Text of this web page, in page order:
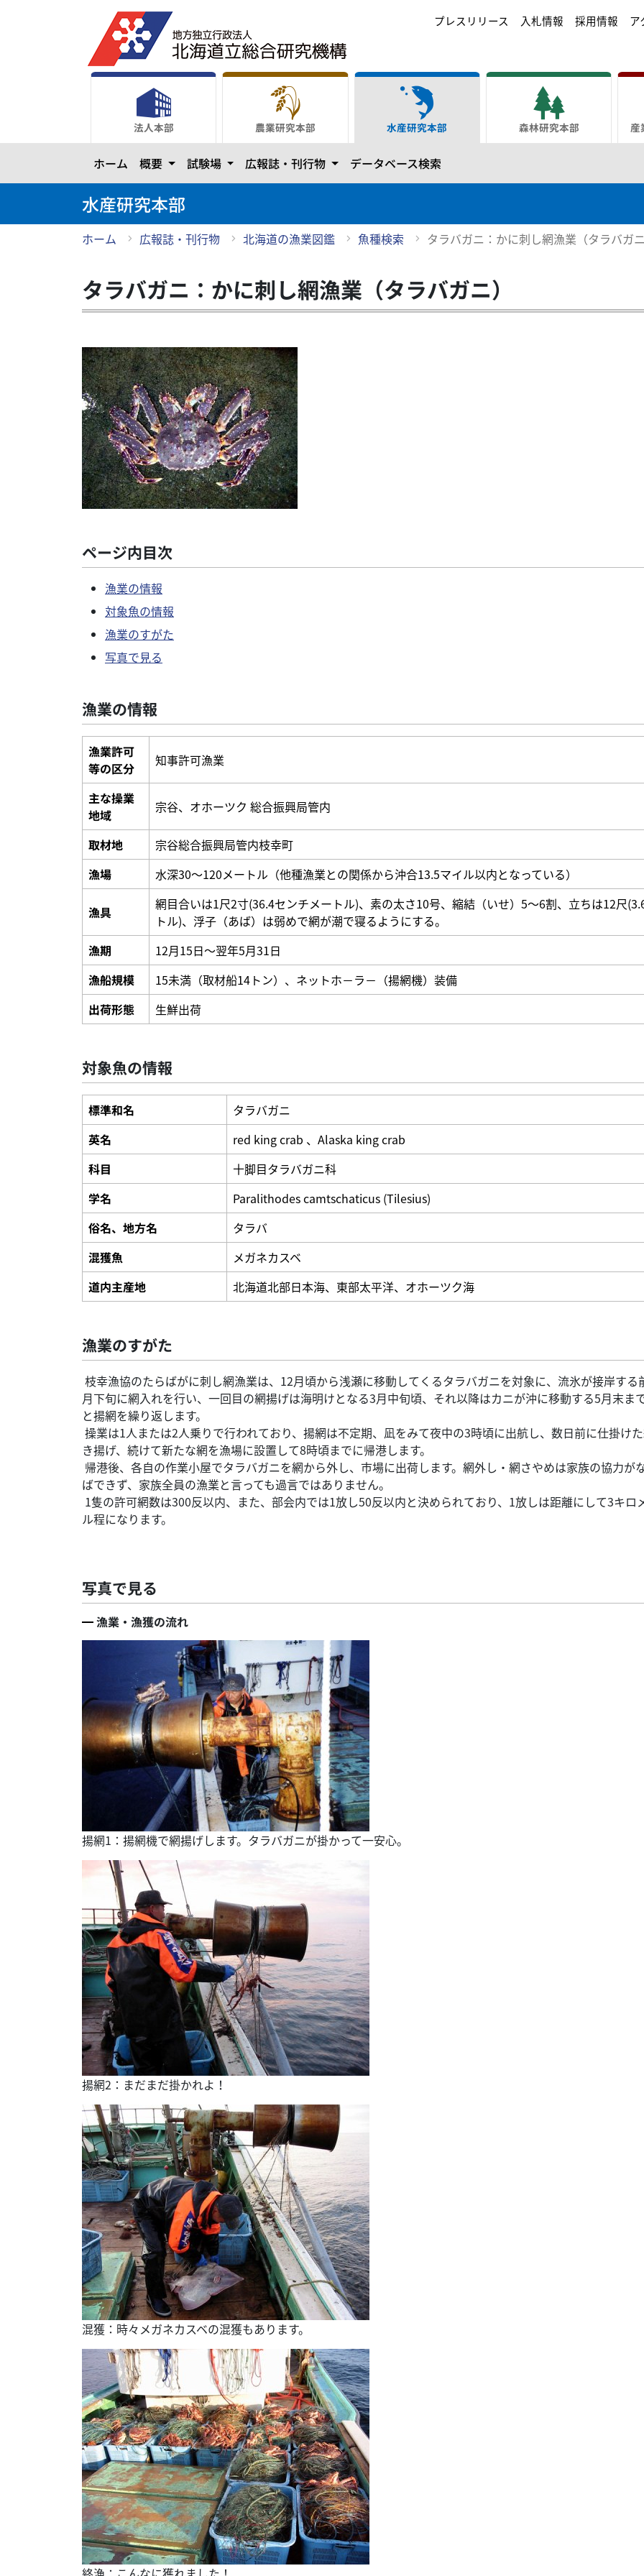
に
キ
プレスリリース 入札情報 採用情報 ア
法人本部 農業研究本部 水産研究本部
ホーム 概要 カテゴリーを開きます
試験場 カテゴリーを開きます
広報誌・刊行物 カテゴリーを開きます
データベース検索
森林研究本部 産
水産研究本部
ホーム 広報誌・刊行物 北海道の漁業図鑑 魚種検索 タラバガニ：かに刺し網漁業（タラバガ
タラバガニ：かに刺し網漁業（タラバガニ）
ページ内目次
漁業の情報
対象魚の情報
漁業のすがた
写真で見る
漁業の情報
漁業許可
等の区分
知事許可漁業
主な操業
地域
宗谷、オホーツク 総合振興局管内
取材地
宗谷総合振興局管内枝幸町
漁場
水深30～120メートル（他種漁業との関係から沖合13.5マイル以内となっている）
漁具
網目合いは1尺2寸(36.4センチメートル)、素の太さ10号、縮結（いせ）5～6割、立ちは12尺
トル)、浮子（あば）は弱めで網が潮で寝るようにする。
漁期
12月15日～翌年5月31日
漁船規模
15未満（取材船14トン）、ネットホ－ラ－（揚網機）装備
出荷形態
生鮮出荷
対象魚の情報
標準和名
タラバガニ
英名
red king crab 、Alaska king crab
科目
十脚目タラバガニ科
学名
Paralithodes camtschaticus (Tilesius)
俗名、地方名
タラバ
混獲魚
メガネカスベ
道内主産地
北海道北部日本海、東部太平洋、オホーツク海
漁業のすがた
枝幸漁協のたらばがに刺し網漁業は、12月頃から浅瀬に移動してくるタラバガニを対象に、流氷が接岸する
月下旬に網入れを行い、一回目の網揚げは海明けとなる3月中旬頃、それ以降はカニが沖に移動する5月末ま
と揚網を繰り返します。
操業は1人または2人乗りで行われており、揚網は不定期、凪をみて夜中の3時頃に出航し、数日前に仕掛け
き揚げ、続けて新たな網を漁場に設置して8時頃までに帰港します。
帰港後、各自の作業小屋でタラバガニを網から外し、市場に出荷します。網外し・網さやめは家族の協力が
ばできず、家族全員の漁業と言っても過言ではありません。
1隻の許可網数は300反以内、また、部会内では1放し50反以内と決められており、1放しは距離にして3キロ
ル程になります。
写真で見る
漁業・漁獲の流れ
揚網1：揚網機で網揚げします。タラバガニが掛かって一安心。
揚網2：まだまだ掛かれよ！
混獲：時々メガネカスベの混獲もあります。